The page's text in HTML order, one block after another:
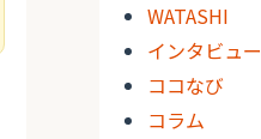
WATASHI
インタビュー
ココなび
コラム